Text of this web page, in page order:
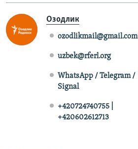
Озодлик
ozodlikmail@gmail.com
uzbek@rferl.org
WhatsApp / Telegram /
Signal
+420724740755 |
+420602612713